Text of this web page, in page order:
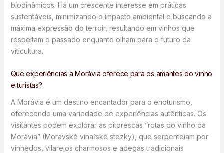
biodinâmicos. Há um crescente interesse em práticas
sustentáveis, minimizando o impacto ambiental e buscando a
máxima expressão do terroir, resultando em vinhos que
respeitam o passado enquanto olham para o futuro da
viticultura.
Que experiências a Morávia oferece para os amantes do vinho
e turistas?
A Morávia é um destino encantador para o enoturismo,
oferecendo uma variedade de experiências autênticas. Os
visitantes podem explorar as pitorescas “rotas do vinho da
Morávia” (Moravské vinařské stezky), que serpenteiam por
vinhedos, vilarejos charmosos e adegas tradicionais